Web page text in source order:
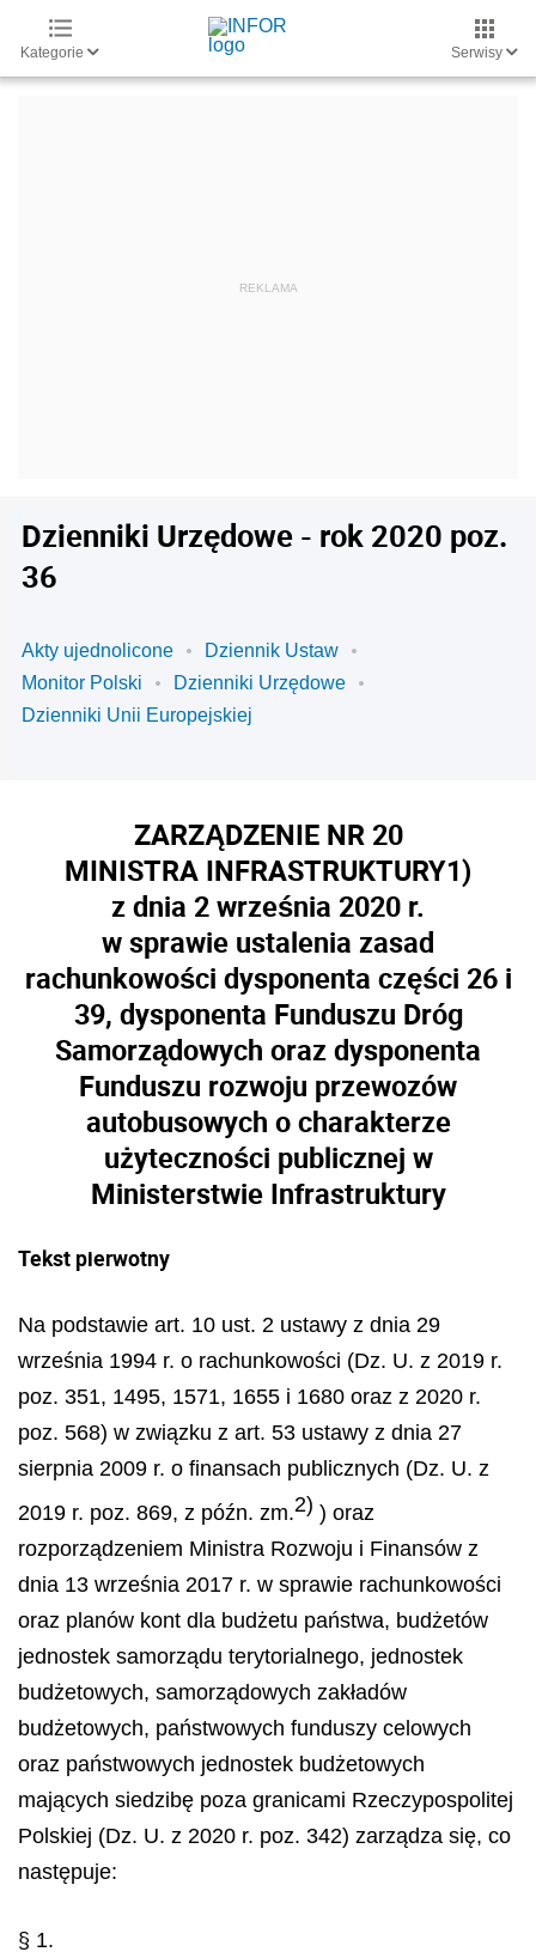
Kategorie Serwisy
Dzienniki Urzędowe - rok 2020 poz.
36
Akty ujednolicone
Dziennik Ustaw
Monitor Polski
Dzienniki Urzędowe
Dzienniki Unii Europejskiej
ZARZĄDZENIE NR 20
MINISTRA INFRASTRUKTURY1)
z dnia 2 września 2020 r.
w sprawie ustalenia zasad
rachunkowości dysponenta części 26 i
39, dysponenta Funduszu Dróg
Samorządowych oraz dysponenta
Funduszu rozwoju przewozów
autobusowych o charakterze
użyteczności publicznej w
Ministerstwie Infrastruktury
Tekst pierwotny
Na podstawie art. 10 ust. 2 ustawy z dnia 29
września 1994 r. o rachunkowości (Dz. U. z 2019 r.
poz. 351, 1495, 1571, 1655 i 1680 oraz z 2020 r.
poz. 568) w związku z art. 53 ustawy z dnia 27
sierpnia 2009 r. o finansach publicznych (Dz. U. z
2019 r. poz. 869, z późn. zm.2) ) oraz
rozporządzeniem Ministra Rozwoju i Finansów z
dnia 13 września 2017 r. w sprawie rachunkowości
oraz planów kont dla budżetu państwa, budżetów
jednostek samorządu terytorialnego, jednostek
budżetowych, samorządowych zakładów
budżetowych, państwowych funduszy celowych
oraz państwowych jednostek budżetowych
mających siedzibę poza granicami Rzeczypospolitej
Polskiej (Dz. U. z 2020 r. poz. 342) zarządza się, co
następuje:
§ 1.